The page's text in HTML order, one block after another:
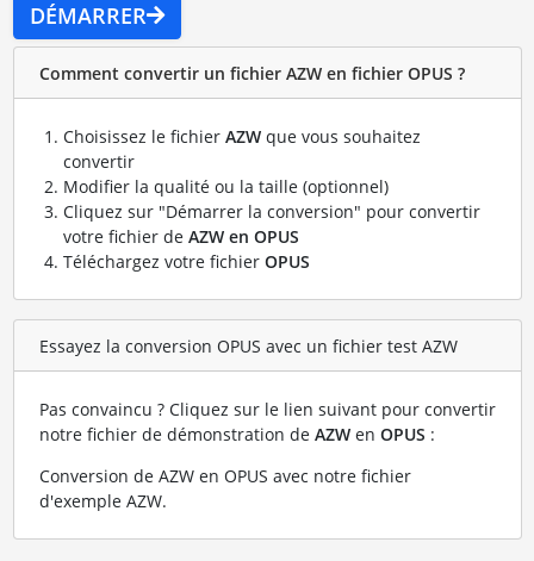
DÉMARRER
Comment convertir un fichier AZW en fichier OPUS ?
Choisissez le fichier AZWque vous souhaitez
convertir
Modifier la qualité ou la taille (optionnel)
Cliquez sur "Démarrer la conversion" pour convertir
votre fichier de AZW en OPUS
Téléchargez votre fichier OPUS
Essayez la conversion OPUS avec un fichier test AZW
Pas convaincu ? Cliquez sur le lien suivant pour convertir
notre fichier de démonstration de AZWen OPUS :
Conversion de AZW en OPUS avec notre fichier
d'exemple AZW.